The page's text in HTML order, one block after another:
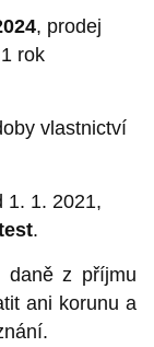
, prodej
rok
vlastnictví
1. 1. 2021,
.
daně z příjmu
ani korunu a